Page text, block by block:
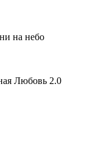
на небо
Любовь 2.0